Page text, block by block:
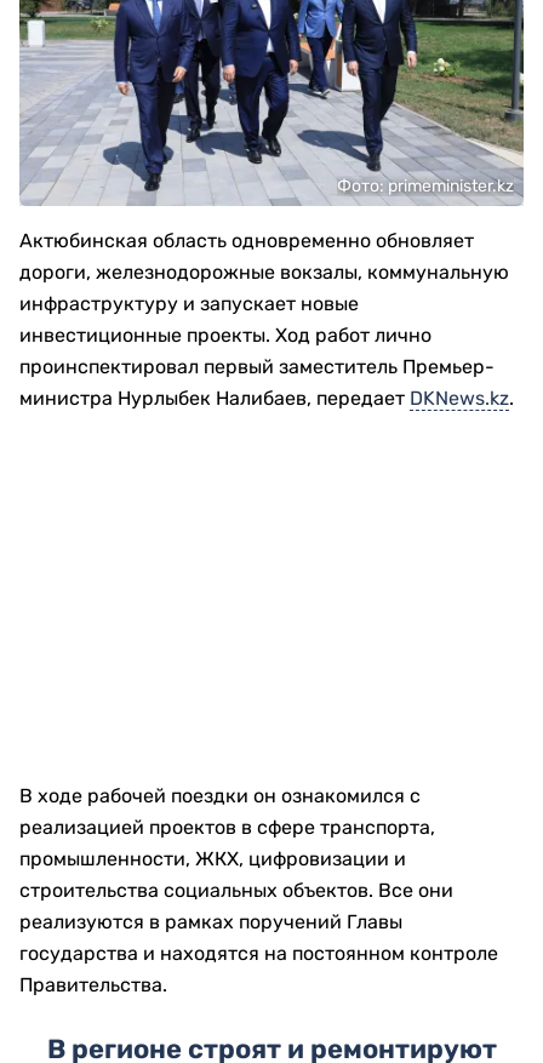
Фото: primeminister.kz
Актюбинская область одновременно обновляет
дороги, железнодорожные вокзалы, коммунальную
инфраструктуру и запускает новые
инвестиционные проекты. Ход работ лично
проинспектировал первый заместитель Премьер-
министра Нурлыбек Налибаев, передает DKNews.kz.
В ходе рабочей поездки он ознакомился с
реализацией проектов в сфере транспорта,
промышленности, ЖКХ, цифровизации и
строительства социальных объектов. Все они
реализуются в рамках поручений Главы
государства и находятся на постоянном контроле
Правительства.
В регионе строят и ремонтируют